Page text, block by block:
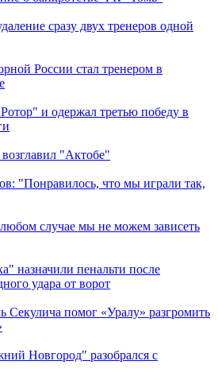
сразу двух тренеров одной
России стал тренером в
и одержал третью победу в
"Актобе"
"Понравилось, что мы играли так,
случае мы не можем зависеть
назначили пенальти после
удара от ворот
помог «Уралу» разгромить
Новгород" разобрался с